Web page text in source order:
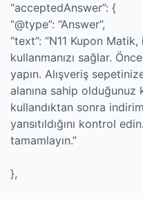
“acceptedAnswer”: {
“@type”: “Answer”,
“text”: “N11 Kupon
kullanmanızı sağlar.
yapın. Alışveriş
alanına sahip
kullandıktan sonra
yansıtıldığını kontrol
tamamlayın.”
},